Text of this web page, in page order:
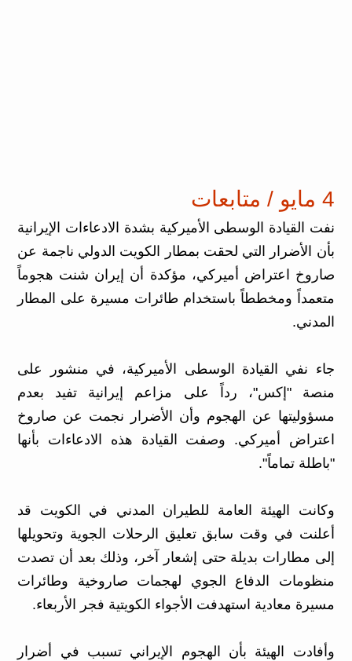
4 مايو / متابعات
نفت القيادة الوسطى الأميركية بشدة الادعاءات الإيرانية
بأن الأضرار التي لحقت بمطار الكويت الدولي ناجمة عن
صاروخ اعتراض أميركي، مؤكدة أن إيران شنت هجوماً
متعمداً ومخططاً باستخدام طائرات مسيرة على المطار
المدني.
جاء نفي القيادة الوسطى الأميركية، في منشور على
منصة "إكس"، رداً على مزاعم إيرانية تفيد بعدم
مسؤوليتها عن الهجوم وأن الأضرار نجمت عن صاروخ
اعتراض أميركي. وصفت القيادة هذه الادعاءات بأنها
"باطلة تماماً".
وكانت الهيئة العامة للطيران المدني في الكويت قد
أعلنت في وقت سابق تعليق الرحلات الجوية وتحويلها
إلى مطارات بديلة حتى إشعار آخر، وذلك بعد أن تصدت
منظومات الدفاع الجوي لهجمات صاروخية وطائرات
مسيرة معادية استهدفت الأجواء الكويتية فجر الأربعاء.
وأفادت الهيئة بأن الهجوم الإيراني تسبب في أضرار